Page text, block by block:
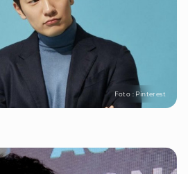
Foto : Pinterest